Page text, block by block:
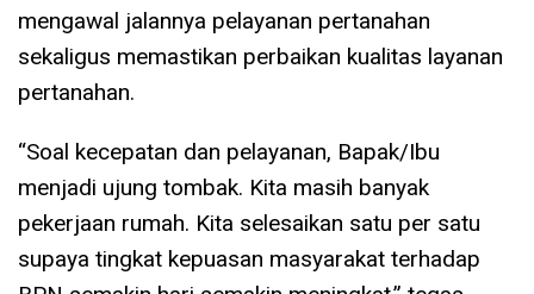
mengawal jalannya pelayanan pertanahan
sekaligus memastikan perbaikan kualitas layanan
pertanahan.
“Soal kecepatan dan pelayanan, Bapak/Ibu
menjadi ujung tombak. Kita masih banyak
pekerjaan rumah. Kita selesaikan satu per satu
supaya tingkat kepuasan masyarakat terhadap